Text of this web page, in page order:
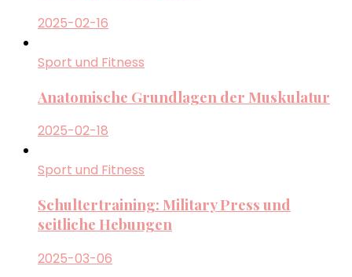
2025-02-16
Sport und Fitness
Anatomische Grundlagen der Muskulatur
2025-02-18
Sport und Fitness
Schultertraining: Military Press und
seitliche Hebungen
2025-03-06